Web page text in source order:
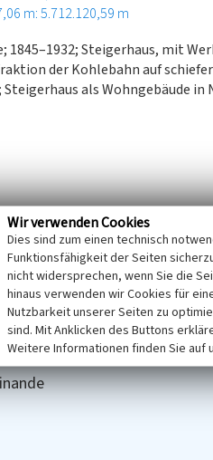
m: 5.712.120,59 m
1845–1932; Steigerhaus, mit
der Kohlebahn auf
als Wohngebäude
Petersberg 1852, 1876;
4437 Halle-Trotha 1903/05
in
Wir verwenden Cookies
Dies sind zum einen technisch
Funktionsfähigkeit der Seiten
nicht widersprechen, wenn Sie die
hinaus verwenden wir Cookies für
Nutzbarkeit unserer Seiten zu
sind. Mit Anklicken des Buttons
Weitere Informationen finden Sie auf